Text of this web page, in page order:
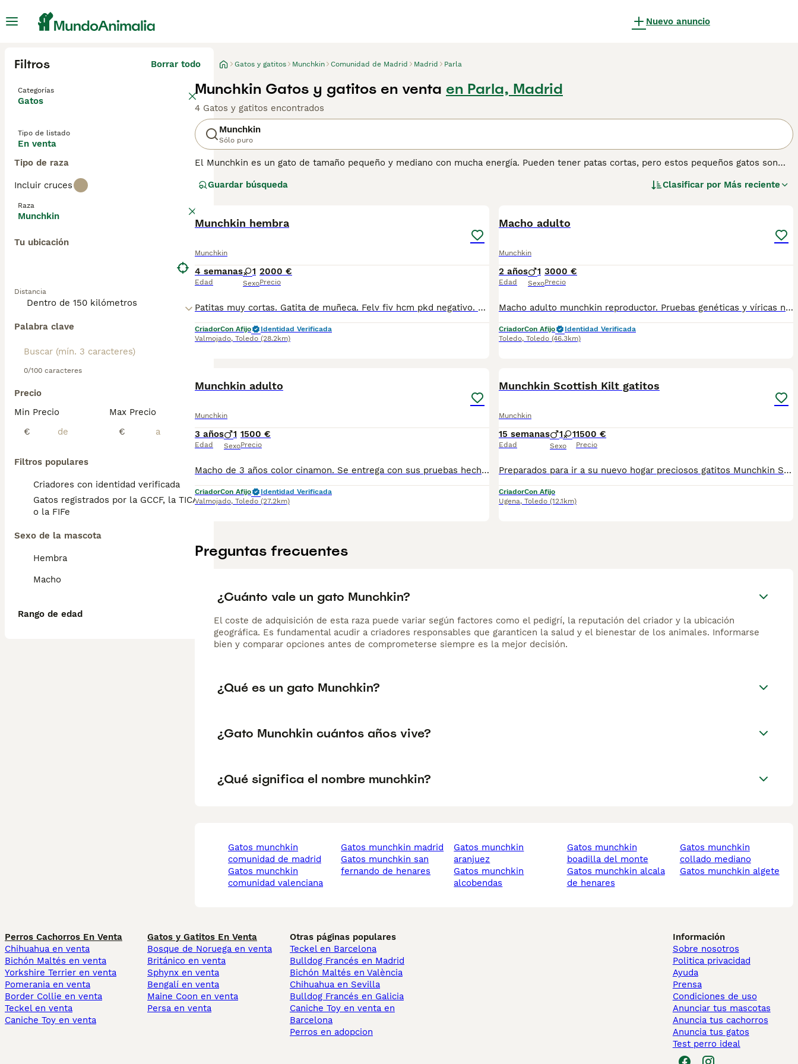
Nuevo anuncio
Filtros Borrar todo
Categorías
Gatos
Tipo de listado
En venta
Tipo de raza
Incluir cruces
Raza
Munchkin
Tu ubicación
Distancia
Palabra clave
0/100 caracteres
Precio
Min Precio
€
Max Precio
€
Filtros populares
Criadores con identidad verificada
Gatos registrados por la GCCF, la TICA
o la FIFe
Sexo de la mascota
Hembra
Macho
Rango de edad
Gatos y gatitos Munchkin Comunidad de Madrid Madrid Parla
Munchkin Gatos y gatitos en venta en Parla, Madrid
4 Gatos y gatitos encontrados
Munchkin
Sólo puro
El Munchkin es un gato de tamaño pequeño y mediano con mucha energía. Pueden tener patas cortas, pero estos pequeños gatos son
compañía humana y no les gusta nada más que estar en un ambiente hogareño. Por lo tanto, el Munchkin es más adecuado para hogares
consejos de compra de Munchkin para obtener información sobre esta raza de gato.
Guardar búsqueda Clasificar por Más reciente
Munchkin hembra
Munchkin
4 semanas
Edad
1
Sexo
2000 €
Precio
Patitas muy cortas. Gatita de muñeca. Felv fiv hcm pkd negativo. Padres con pedigree. Criado en ambiente familiar. Lista para reservar. Abstenerse regateadores.
CriadorCon Afijo
Identidad Verificada
Valmojado, Toledo (28.2km)
Macho adulto
Munchkin
2 años
Edad
1
Sexo
3000 €
Precio
Macho adulto munchkin reproductor. Pruebas genéticas y víricas negativas. Muy cariñoso. Exclusivo para quien quiera llevar a cabo un proyecto de cría responsable de esta raza.
CriadorCon Afijo
Identidad Verificada
Toledo, Toledo (46.3km)
Munchkin adulto
Munchkin
3 años
Edad
1
Sexo
1500 €
Precio
Macho de 3 años color cinamon. Se entrega con sus pruebas hechas. Felv fiv hcm y pkd negativo. Vacunas desparasitaciones al día. Micro chip y pasaporte. Pedigree.
CriadorCon Afijo
Identidad Verificada
Valmojado, Toledo (27.2km)
Munchkin Scottish Kilt gatitos
Munchkin
15 semanas
Edad
1 1
Sexo
1500 €
Precio
Preparados para ir a su nuevo hogar preciosos gatitos Munchkin Scottish Kilt.Pequeńajos son muy sociables y cariñosos.Se entregan a partir de 3,5 meses desparasitados,vacunados,con microchip,cartilla sanitaria y contracto.Precio desde1500 euros.Sigueme en Instagram:gatos_de_lucia.Mas información 722275311 WhatsApp.Un saludo
CriadorCon Afijo
Ugena, Toledo (12.1km)
Preguntas frecuentes
¿Cuánto vale un gato Munchkin?
El coste de adquisición de esta raza puede variar según factores como el pedigrí, la reputación del criador y la ubicación
geográfica. Es fundamental acudir a criadores responsables que garanticen la salud y el bienestar de los animales. Informarse
bien y comparar opciones antes de comprometerse siempre es la mejor decisión.
¿Qué es un gato Munchkin?
¿Gato Munchkin cuántos años vive?
¿Qué significa el nombre munchkin?
gatos munchkin
comunidad de madrid
gatos munchkin
comunidad valenciana
gatos munchkin madrid
gatos munchkin san
fernando de henares
gatos munchkin
aranjuez
gatos munchkin
alcobendas
gatos munchkin
boadilla del monte
gatos munchkin alcala
de henares
gatos munchkin
collado mediano
gatos munchkin algete
Perros Cachorros En Venta
Chihuahua en venta
Bichón Maltés en venta
Yorkshire Terrier en venta
Pomerania en venta
Border Collie en venta
Teckel en venta
Caniche Toy en venta
Gatos y Gatitos En Venta
Bosque de Noruega en venta
Británico en venta
Sphynx en venta
Bengalí en venta
Maine Coon en venta
Persa en venta
Otras páginas populares
Teckel en Barcelona
Bulldog Francés en Madrid
Bichón Maltés en València
Chihuahua en Sevilla
Bulldog Francés en Galicia
Caniche Toy en venta en
Barcelona
Perros en adopcion
Información
Sobre nosotros
Politica privacidad
Ayuda
Prensa
Condiciones de uso
Anunciar tus mascotas
Anuncia tus cachorros
Anuncia tus gatos
Test perro ideal